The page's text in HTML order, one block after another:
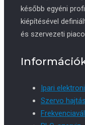
később egyéni
kiépítésével
és szervezeti
Ipari
Szervo